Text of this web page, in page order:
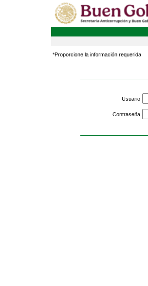
*Proporcione la información requerida
Usuario
Contraseña